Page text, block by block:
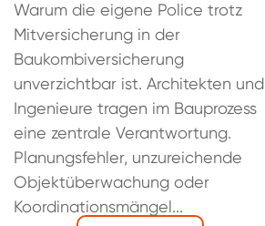
Warum die eigene Police trotz
Mitversicherung in der
Baukombiversicherung
unverzichtbar ist. Architekten und
Ingenieure tragen im Bauprozess
eine zentrale Verantwortung.
Planungsfehler, unzureichende
Objektüberwachung oder
Koordinationsmängel...